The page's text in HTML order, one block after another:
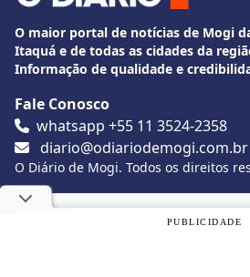
O maior portal de notícias de Mogi
Itaquá e de todas as cidades da
Informação de qualidade e
Fale Conosco
whatsapp +55 11 3524-2358
diario@odiariodemogi.com.br
O Diário de Mogi. Todos os direitos
Siga O Diário nas redes sociais
Utilizamos cookies, de acordo
PUBLICIDADE